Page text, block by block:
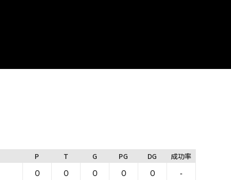
P T G PG DG 成功率
0 0 0 0 0 -